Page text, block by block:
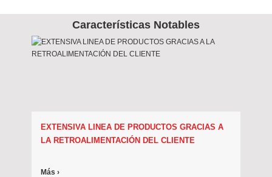
Características Notables
EXTENSIVA LINEA DE PRODUCTOS GRACIAS A
LA RETROALIMENTACIÓN DEL CLIENTE
Más ›